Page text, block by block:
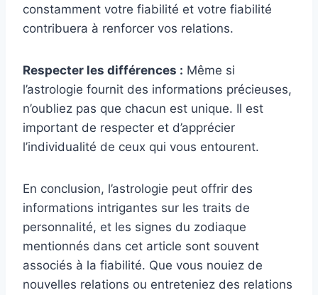
constamment votre fiabilité et votre fiabilité
contribuera à renforcer vos relations.
Respecter les différences : Même si
l’astrologie fournit des informations précieuses,
n’oubliez pas que chacun est unique. Il est
important de respecter et d’apprécier
l’individualité de ceux qui vous entourent.
En conclusion, l’astrologie peut offrir des
informations intrigantes sur les traits de
personnalité, et les signes du zodiaque
mentionnés dans cet article sont souvent
associés à la fiabilité. Que vous nouiez de
nouvelles relations ou entreteniez des relations